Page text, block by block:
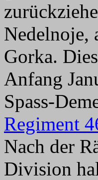
Nedelnoje,
Gorka.
Anfang
Spass-
Regiment
Nach der
Division